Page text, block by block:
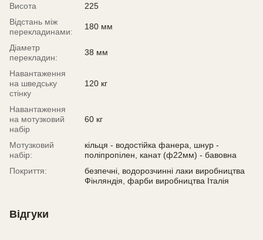
Висота
225
Відстань між
перекладинами:
180 мм
Діаметр
перекладин:
38 мм
Навантаження
на шведську
стінку
120 кг
Навантаження
на мотузковий
набір
60 кг
Мотузковий
набір:
кільця - водостійка фанера, шнур -
поліпропілен, канат (ф22мм) - бавовна
Покриття:
безпечні, водорозчинні лаки виробництва
Фінляндія, фарби виробництва Італія
Відгуки